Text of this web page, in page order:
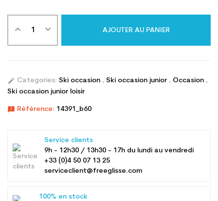
AJOUTER AU PANIER
edit Categories: Ski occasion , Ski occasion junior , Occasion ,
Ski occasion junior loisir
announcement Référence: 14391_b60
Service clients
9h - 12h30 / 13h30 - 17h du lundi au vendredi
+33 (0)4 50 07 13 25
serviceclient@freeglisse.com
100% en stock